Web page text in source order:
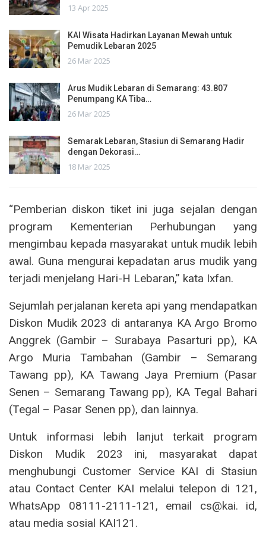
13 Apr 2025
KAI Wisata Hadirkan Layanan Mewah untuk
Pemudik Lebaran 2025
26 Mar 2025
Arus Mudik Lebaran di Semarang: 43.807
Penumpang KA Tiba…
26 Mar 2025
Semarak Lebaran, Stasiun di Semarang Hadir
dengan Dekorasi…
18 Mar 2025
“Pemberian diskon tiket ini juga sejalan dengan
program Kementerian Perhubungan yang
mengimbau kepada masyarakat untuk mudik lebih
awal. Guna mengurai kepadatan arus mudik yang
terjadi menjelang Hari-H Lebaran,” kata Ixfan.
Sejumlah perjalanan kereta api yang mendapatkan
Diskon Mudik 2023 di antaranya KA Argo Bromo
Anggrek (Gambir – Surabaya Pasarturi pp), KA
Argo Muria Tambahan (Gambir – Semarang
Tawang pp), KA Tawang Jaya Premium (Pasar
Senen – Semarang Tawang pp), KA Tegal Bahari
(Tegal – Pasar Senen pp), dan lainnya.
Untuk informasi lebih lanjut terkait program
Diskon Mudik 2023 ini, masyarakat dapat
menghubungi Customer Service KAI di Stasiun
atau Contact Center KAI melalui telepon di 121,
WhatsApp 08111-2111-121, email cs@kai. id,
atau media sosial KAI121.